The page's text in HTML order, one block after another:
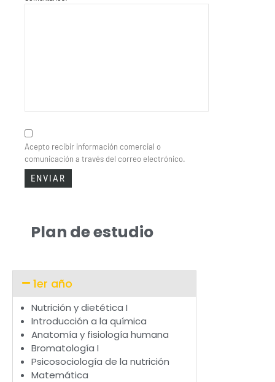
Acepto recibir información comercial o
comunicación a través del correo electrónico.
Plan de estudio
1er año
Nutrición y dietética I
Introducción a la química
Anatomía y fisiología humana
Bromatología I
Psicosociología de la nutrición
Matemática